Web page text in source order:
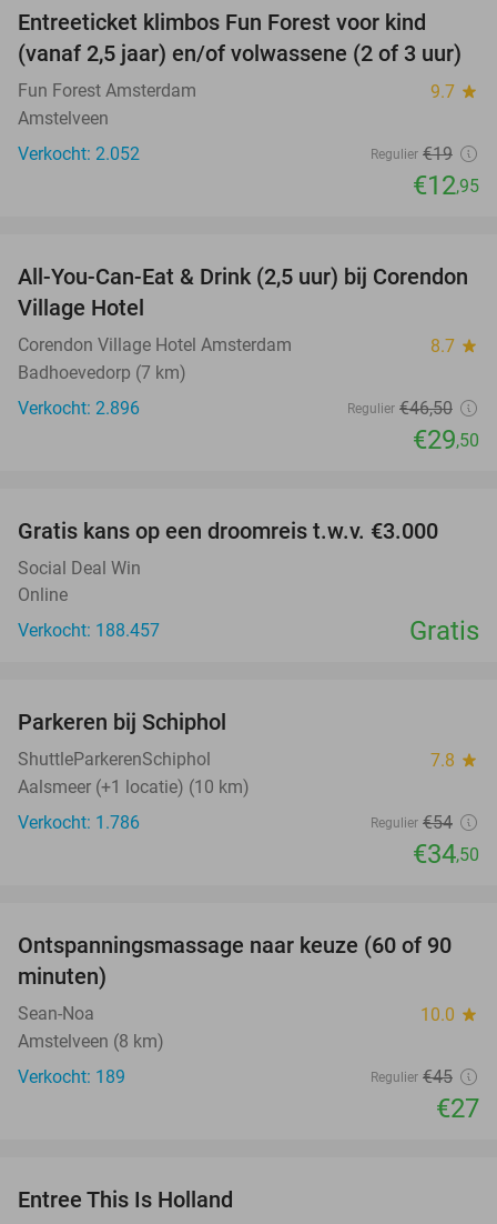
Entreeticket klimbos Fun Forest voor kind
(vanaf 2,5 jaar) en/of volwassene (2 of 3 uur)
Fun Forest Amsterdam 9.7 star
Amstelveen
Verkocht: 2.052
Regulier €19
€12,95
37%
All-You-Can-Eat & Drink (2,5 uur) bij Corendon
Village Hotel
Corendon Village Hotel Amsterdam 8.7 star
Badhoevedorp (7 km)
Verkocht: 2.896
Regulier €46,50
€29,50
Gratis kans op een droomreis t.w.v. €3.000
Social Deal Win
Online
Verkocht: 188.457
Gratis
Parkeren bij Schiphol
ShuttleParkerenSchiphol 7.8 star
Aalsmeer (+1 locatie) (10 km)
Verkocht: 1.786
Regulier €54
€34,50
40%
Ontspanningsmassage naar keuze (60 of 90
minuten)
Sean-Noa 10.0 star
Amstelveen (8 km)
Verkocht: 189
Regulier €45
€27
Entree This Is Holland